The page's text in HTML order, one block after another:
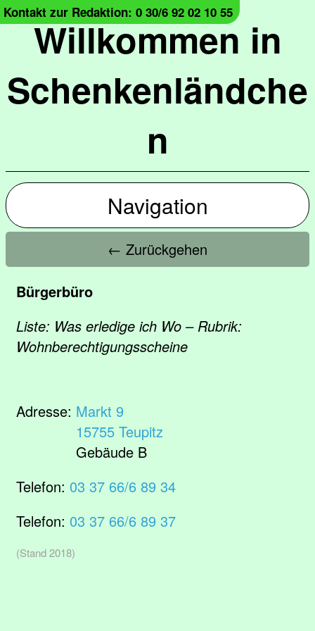
Willkommen in
Schenkenländche
n
Kontakt zur Redaktion: 0 30/6 92 02 10 55
Navigation
← Zurückgehen
Bürgerbüro
Liste: Was erledige ich Wo – Rubrik:
Wohnberechtigungsscheine
Adresse: Markt 9
15755 Teupitz
Gebäude B
Telefon: 03 37 66/6 89 34
Telefon: 03 37 66/6 89 37
(Stand 2018)